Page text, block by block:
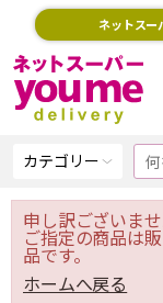
ネットスー
カテゴリー
申し訳ございませ
ご指定の商品は
品です。
ホームへ戻る